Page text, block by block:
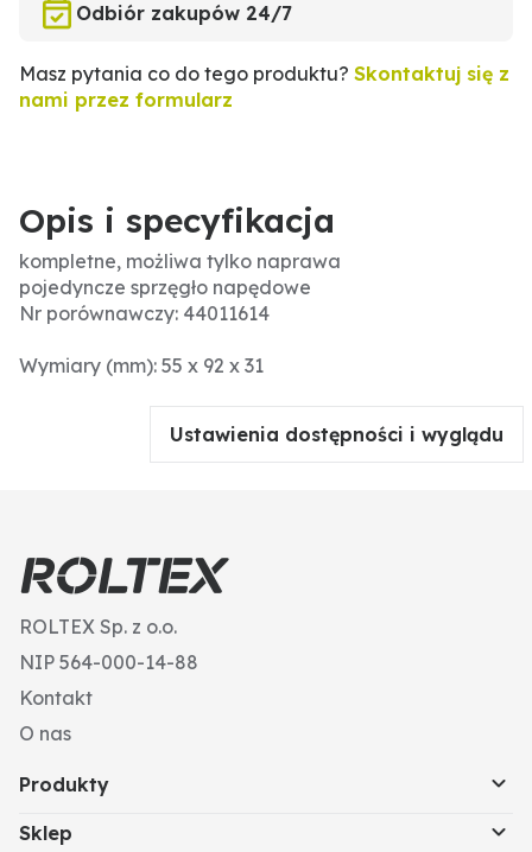
Odbiór zakupów 24/7
Masz pytania co do tego produktu? Skontaktuj się z
nami przez formularz
Opis i specyfikacja
kompletne, możliwa tylko naprawa
pojedyncze sprzęgło napędowe
Nr porównawczy: 44011614
Wymiary (mm): 55 x 92 x 31
Ustawienia dostępności i wyglądu
ROLTEX Sp. z o.o.
NIP 564-000-14-88
Kontakt
O nas
Produkty
Sklep